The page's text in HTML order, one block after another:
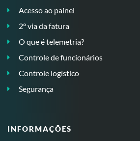
Acesso ao painel
2º via da fatura
O que é telemetria?
Controle de funcionários
Controle logístico
Segurança
INFORMAÇÕES